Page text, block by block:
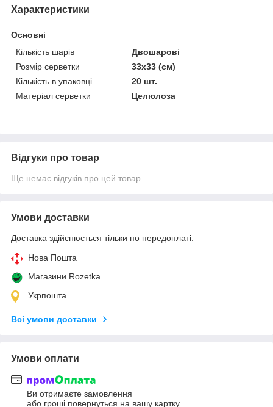
Характеристики
Основні
Кількість шарів
Двошарові
Розмір серветки
33х33 (см)
Кількість в упаковці
20 шт.
Матеріал серветки
Целюлоза
Відгуки про товар
Ще немає відгуків про цей товар
Умови доставки
Доставка здійснюється тільки по передоплаті.
Нова Пошта
Магазини Rozetka
Укрпошта
Всі умови доставки
Умови оплати
Ви отримаєте замовлення
або гроші повернуться на вашу картку